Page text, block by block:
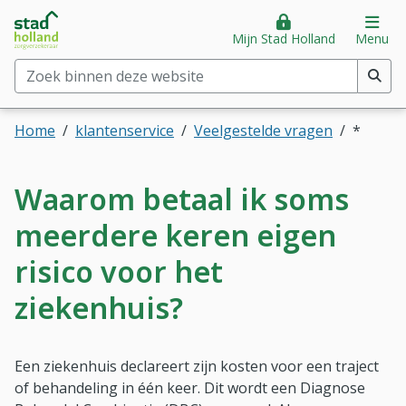
Direct naar hoofdinhoud
Direct naar hoofdmenu
Stad Holland Zorgverzekeraar
Zoek binnen deze website(min. 2 tekens)
Mijn Stad Holland Menu
Home klantenservice Veelgestelde vragen *
Waarom betaal ik soms
meerdere keren eigen
risico voor het
ziekenhuis?
Een ziekenhuis declareert zijn kosten voor een traject
of behandeling in één keer. Dit wordt een Diagnose